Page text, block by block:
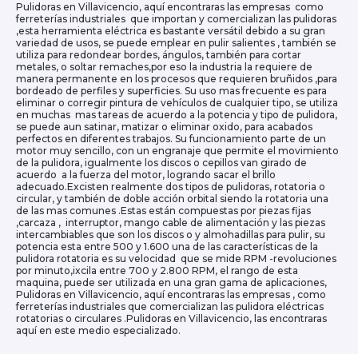
Pulidoras en Villavicencio, aquí encontraras las empresas como
ferreterías industriales que importan y comercializan las pulidoras
,esta herramienta eléctrica es bastante versátil debido a su gran
variedad de usos, se puede emplear en pulir salientes , también se
utiliza para redondear bordes, ángulos, también para cortar
metales, o soltar remaches,por eso la industria la requiere de
manera permanente en los procesos que requieren bruñidos ,para
bordeado de perfiles y superficies. Su uso mas frecuente es para
eliminar o corregir pintura de vehículos de cualquier tipo, se utiliza
en muchas mas tareas de acuerdo a la potencia y tipo de pulidora,
se puede aun satinar, matizar o eliminar oxido, para acabados
perfectos en diferentes trabajos. Su funcionamiento parte de un
motor muy sencillo, con un engranaje que permite el movimiento
de la pulidora, igualmente los discos o cepillos van girado de
acuerdo a la fuerza del motor, logrando sacar el brillo
adecuado.Excisten realmente dos tipos de pulidoras, rotatoria o
circular, y también de doble acción orbital siendo la rotatoria una
de las mas comunes .Estas están compuestas por piezas fijas
,carcaza , interruptor, mango cable de alimentación y las piezas
intercambiables que son los discos o y almohadillas para pulir, su
potencia esta entre 500 y 1.600 una de las características de la
pulidora rotatoria es su velocidad que se mide RPM -revoluciones
por minuto,ixcila entre 700 y 2.800 RPM, el rango de esta
maquina, puede ser utilizada en una gran gama de aplicaciones,
Pulidoras en Villavicencio, aquí encontraras las empresas , como
ferreterías industriales que comercializan las pulidora eléctricas
rotatorias o circulares .Pulidoras en Villavicencio, las encontraras
aquí en este medio especializado.